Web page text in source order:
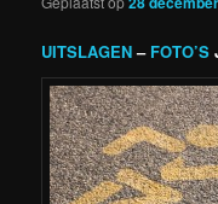
UITSLAGEN– FOTO’S